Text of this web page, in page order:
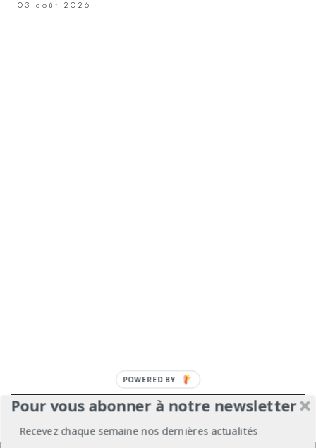
03 août 2026
Pour vous abonner à notre newsletter
Recevez chaque semaine nos dernières actualités